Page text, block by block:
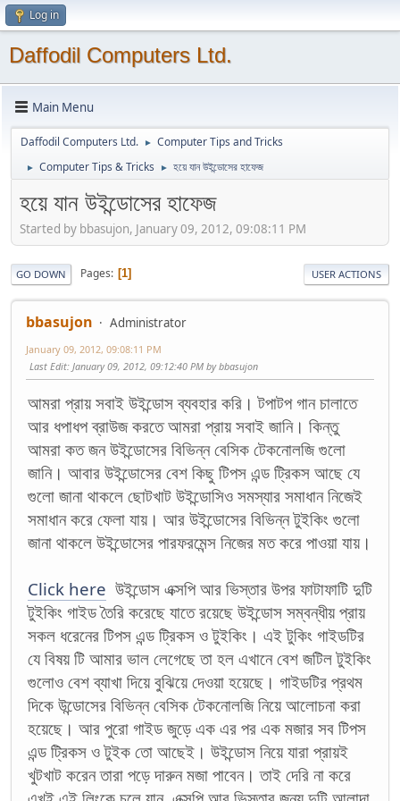
Log in
Daffodil Computers Ltd.
Main Menu
Daffodil Computers Ltd. ► Computer Tips and Tricks
► Computer Tips & Tricks ► হয়ে যান উইন্ডোসের হাফেজ
হয়ে যান উইন্ডোসের হাফেজ
Started by bbasujon, January 09, 2012, 09:08:11 PM
GO DOWN Pages 1 USER ACTIONS
bbasujon Administrator
January 09, 2012, 09:08:11 PM
Last Edit: January 09, 2012, 09:12:40 PM by bbasujon
আমরা প্রায় সবাই উইন্ডোস ব্যবহার করি। টপাটপ গান চালাতে
আর ধপাধপ ব্রাউজ করতে আমরা প্রায় সবাই জানি। কিন্তু
আমরা কত জন উইন্ডোসের বিভিন্ন বেসিক টেকনোলজি গুলো
জানি। আবার উইন্ডোসের বেশ কিছু টিপস এন্ড ট্রিকস আছে যে
গুলো জানা থাকলে ছোটখাট উইন্ডোসিও সমস্যার সমাধান নিজেই
সমাধান করে ফেলা যায়। আর উইন্ডোসের বিভিন্ন টুইকিং গুলো
জানা থাকলে উইন্ডোসের পারফরমেন্স নিজের মত করে পাওয়া যায়।
Click here উইন্ডোস এক্সপি আর ভিস্তার উপর ফাটাফাটি দুটি
টুইকিং গাইড তৈরি করেছে যাতে রয়েছে উইন্ডোস সম্বন্ধীয় প্রায়
সকল ধরেনের টিপস এন্ড ট্রিকস ও টুইকিং। এই টুকিং গাইডটির
যে বিষয় টি আমার ভাল লেগেছে তা হল এখানে বেশ জটিল টুইকিং
গুলোও বেশ ব্যাখা দিয়ে বুঝিয়ে দেওয়া হয়েছে। গাইডটির প্রথম
দিকে উন্ডোসের বিভিন্ন বেসিক টেকনোলজি নিয়ে আলোচনা করা
হয়েছে। আর পুরো গাইড জুড়ে এক এর পর এক মজার সব টিপস
এন্ড ট্রিকস ও টুইক তো আছেই। উইন্ডোস নিয়ে যারা প্রায়ই
খুটখাট করেন তারা পড়ে দারুন মজা পাবেন। তাই দেরি না করে